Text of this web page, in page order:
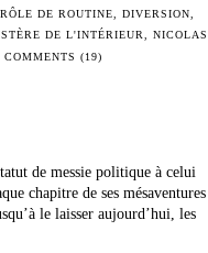
DE ROUTINE DIVERSION
DE L'INTÉRIEUR
NICOLAS
COMMENTS (19)
de messie politique à celui
chapitre de ses mésaventures
le laisser aujourd’hui, les